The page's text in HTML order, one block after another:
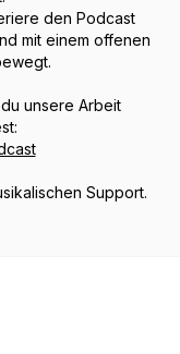
den Podcast
mit einem offenen
unsere Arbeit
Support.